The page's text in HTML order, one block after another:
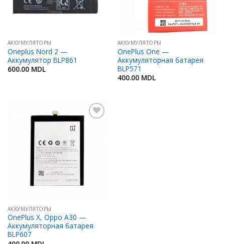
АККУМУЛЯТОРЫ
Oneplus Nord 2 —
Аккумулятор BLP861
600.00 MDL
АККУМУЛЯТОРЫ
OnePlus One —
Аккумуляторная батарея
BLP571
400.00 MDL
Добавить
Избранное
АККУМУЛЯТОРЫ
OnePlus X, Oppo A30 —
Аккумуляторная батарея
BLP607